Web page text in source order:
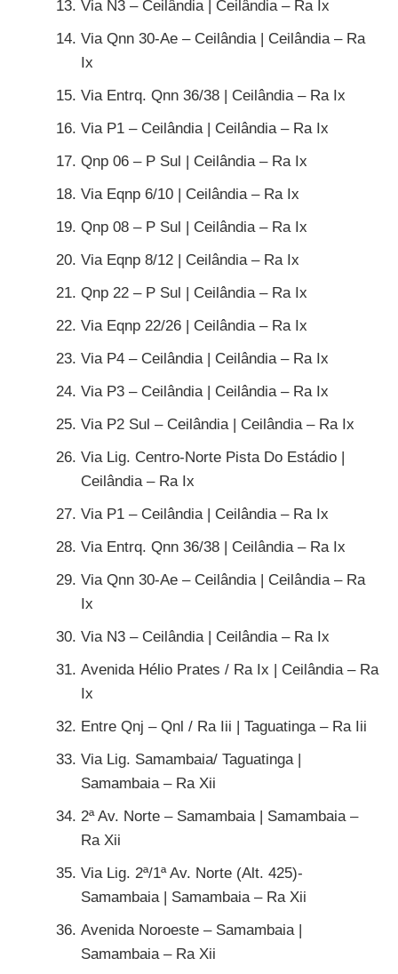
Via N3 – Ceilândia | Ceilândia – Ra Ix
Via Qnn 30-Ae – Ceilândia | Ceilândia – Ra
Ix
Via Entrq. Qnn 36/38 | Ceilândia – Ra Ix
Via P1 – Ceilândia | Ceilândia – Ra Ix
Qnp 06 – P Sul | Ceilândia – Ra Ix
Via Eqnp 6/10 | Ceilândia – Ra Ix
Qnp 08 – P Sul | Ceilândia – Ra Ix
Via Eqnp 8/12 | Ceilândia – Ra Ix
Qnp 22 – P Sul | Ceilândia – Ra Ix
Via Eqnp 22/26 | Ceilândia – Ra Ix
Via P4 – Ceilândia | Ceilândia – Ra Ix
Via P3 – Ceilândia | Ceilândia – Ra Ix
Via P2 Sul – Ceilândia | Ceilândia – Ra Ix
Via Lig. Centro-Norte Pista Do Estádio |
Ceilândia – Ra Ix
Via P1 – Ceilândia | Ceilândia – Ra Ix
Via Entrq. Qnn 36/38 | Ceilândia – Ra Ix
Via Qnn 30-Ae – Ceilândia | Ceilândia – Ra
Ix
Via N3 – Ceilândia | Ceilândia – Ra Ix
Avenida Hélio Prates / Ra Ix | Ceilândia – Ra
Ix
Entre Qnj – Qnl / Ra Iii | Taguatinga – Ra Iii
Via Lig. Samambaia/ Taguatinga |
Samambaia – Ra Xii
2ª Av. Norte – Samambaia | Samambaia –
Ra Xii
Via Lig. 2ª/1ª Av. Norte (Alt. 425)-
Samambaia | Samambaia – Ra Xii
Avenida Noroeste – Samambaia |
Samambaia – Ra Xii